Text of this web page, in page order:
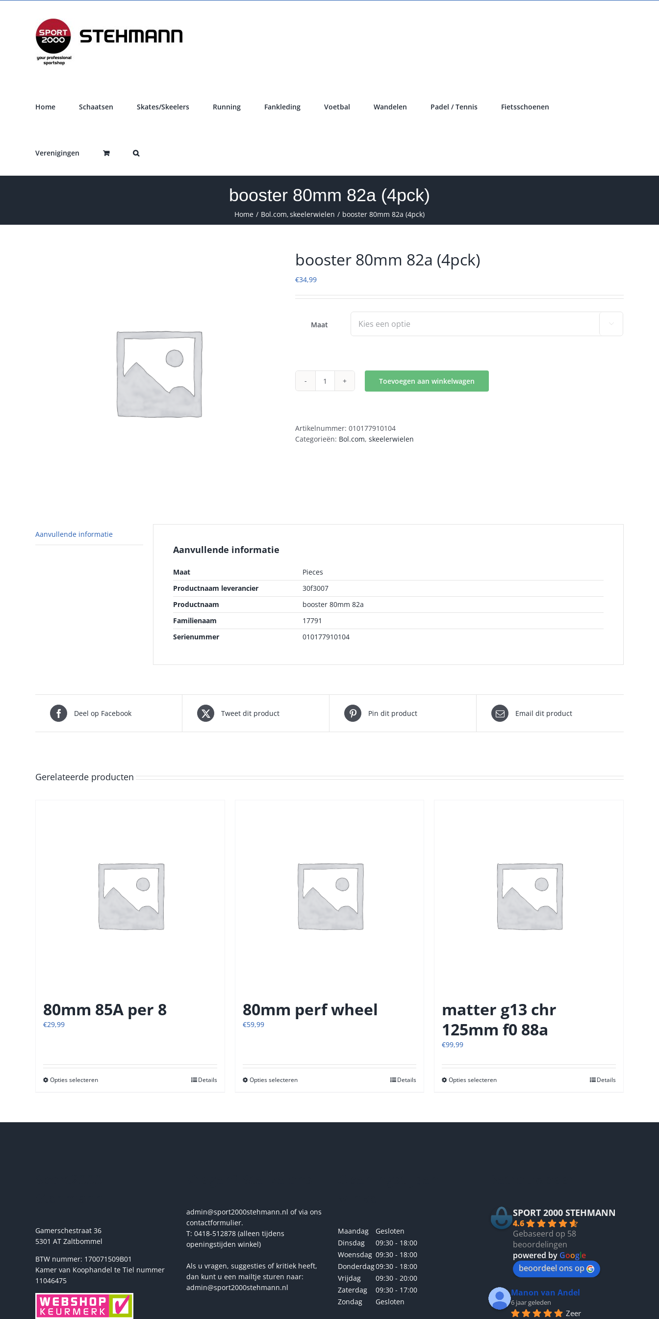
Home Schaatsen Skates/Skeelers Running Fankleding Voetbal Wandelen Padel / Tennis Fietsschoenen
Verenigingen
booster 80mm 82a (4pck)
Home Bol.com skeelerwielen booster 80mm 82a (4pck)
booster 80mm 82a (4pck)
€34,99
Maat 
booster
aantal
Toevoegen aan winkelwagen
Artikelnummer: 010177910104
Categorieën: Bol.com, skeelerwielen
Aanvullende informatie
Aanvullende informatie
Maat
Pieces
Productnaam leverancier
30f3007
Productnaam
booster 80mm 82a
Familienaam
17791
Serienummer
010177910104
Deel op Facebook Tweet dit product Pin dit product Email dit product
Gerelateerde producten
80mm 85A per 8
€29,99
Opties selecterenDit
variaties.
Details
80mm perf wheel
€59,99
Opties selecterenDit
variaties.
productpagina
Details
matter g13 chr
125mm f0 88a
€99,99
Opties selecterenDit
variaties.
productpagina
Details
Gamerschestraat 36
5301 AT Zaltbommel
BTW nummer: 170071509B01
Kamer van Koophandel te Tiel nummer
11046475
admin@sport2000stehmann.nl of via ons
contactformulier.
T: 0418-512878 (alleen tijdens
openingstijden winkel)
Als u vragen, suggesties of kritiek heeft,
dan kunt u een mailtje sturen naar:
admin@sport2000stehmann.nl
Maandag
Gesloten
Dinsdag
09:30 - 18:00
Woensdag 09:30 - 18:00
Donderdag09:30 - 18:00
Vrijdag
09:30 - 20:00
Zaterdag
09:30 - 17:00
Zondag
Gesloten
SPORT 2000 STEHMANN
4.6
Gebaseerd op 58
beoordelingen
powered by Google
beoordeel ons op
Manon van Andel
6 jaar geleden
Zeer